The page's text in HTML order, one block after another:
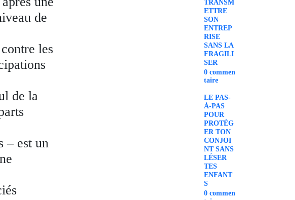
de
les
de la
– est un
TRANSM
ETTRE
SON
ENTREP
RISE
SANS LA
FRAGILI
SER
0 commen
taire
LE PAS-
À-PAS
POUR
PROTÉG
ER TON
CONJOI
NT SANS
LÉSER
TES
ENFANT
S
0 commen